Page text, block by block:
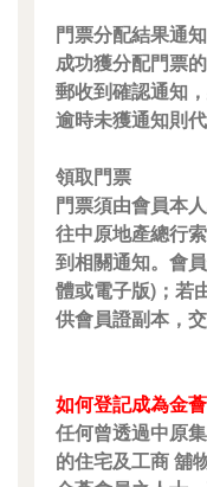
門票分配結果通知
成功獲分配門票
郵收到確認通知
逾時未獲通知則
領取門票
門票須由會員本
往中原地產總行
到相關通知。會
體或電子版)；若
供會員證副本，
如何登記成為金
任何曾透過中原
的住宅及工商 舖